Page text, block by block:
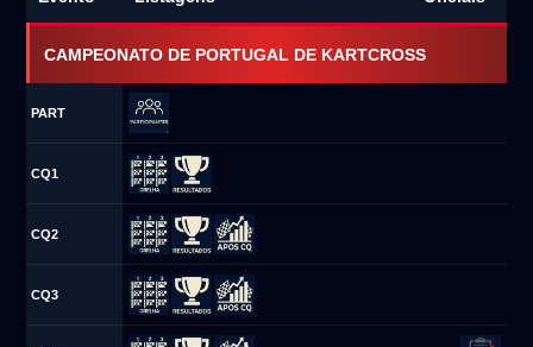
CAMPEONATO DE PORTUGAL DE KARTCROSS
PART
CQ1
CQ2
CQ3